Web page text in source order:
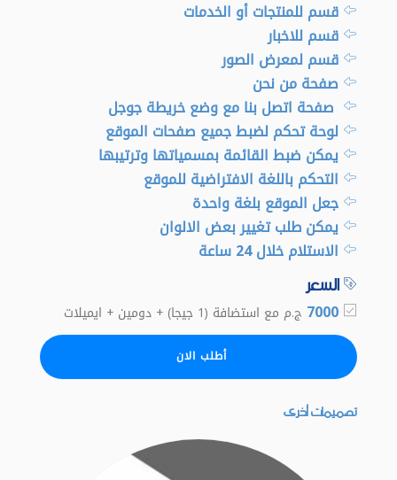
قسم للمنتجات أو الخدمات
قسم للاخبار
قسم لمعرض الصور
صفحة من نحن
صفحة اتصل بنا مع وضع خريطة جوجل
لوحة تحكم لضبط جميع صفحات الموقع
يمكن ضبط القائمة بمسمياتها وترتيبها
التحكم باللغة الافتراضية للموقع
جعل الموقع بلغة واحدة
يمكن طلب تغيير بعض الالوان
الاستلام خلال 24 ساعة
السعر
7000 ج.م مع استضافة (1 جيجا) + دومين + ايميلات
أطلب الان
تصميمات أخرى